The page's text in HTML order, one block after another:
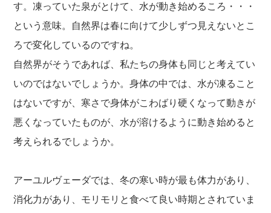
す。凍っていた泉がとけて、水が動き始めるころ・・・
という意味。自然界は春に向けて少しずつ見えないとこ
ろで変化しているのですね。
自然界がそうであれば、私たちの身体も同じと考えてい
いのではないでしょうか。身体の中では、水が凍ること
はないですが、寒さで身体がこわばり硬くなって動きが
悪くなっていたものが、水が溶けるように動き始めると
考えられるでしょうか。
アーユルヴェーダでは、冬の寒い時が最も体力があり、
消化力があり、モリモリと食べて良い時期とされていま